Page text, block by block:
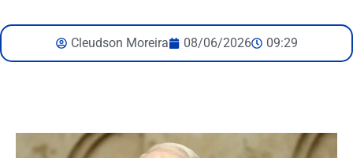
Cleudson Moreira 08/06/2026 09:29